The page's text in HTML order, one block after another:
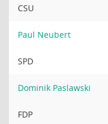
CSU
Paul Neubert
SPD
Dominik Paslawski
FDP